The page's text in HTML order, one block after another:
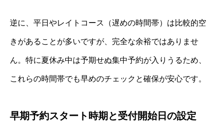
逆に、平日やレイトコース（遅めの時間帯）は比較的空
きがあることが多いですが、完全な余裕ではありませ
ん。特に夏休み中は予期せぬ集中予約が入りうるため、
これらの時間帯でも早めのチェックと確保が安心です。
早期予約スタート時期と受付開始日の設定